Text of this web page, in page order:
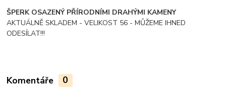
ŠPERK OSAZENÝ PŘÍRODNÍMI DRAHÝMI KAMENY
AKTUÁLNĚ SKLADEM - VELIKOST 56 - MŮŽEME IHNED
ODESÍLAT!!!
Komentáře 0